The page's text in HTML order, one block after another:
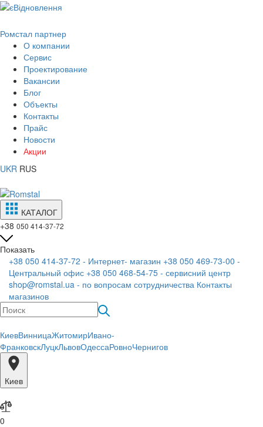
Ромстал партнер
О компании
Сервис
Проектирование
Вакансии
Блог
Объекты
Контакты
Прайс
Новости
Акции
UKR RUS
КАТАЛОГ
+38 050 414-37-72
Показать
+38 050 414-37-72 - Интернет- магазин +38 050 469-73-00 -
Центральный офис +38 050 468-54-75 - сервисний центр
shop@romstal.ua - по вопросам сотрудничества Контакты
магазинов
КиевВинницаЖитомирИвано-
ФранковскЛуцкЛьвовОдессаРовноЧернигов
Киев
0